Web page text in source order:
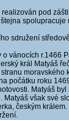
pod
sdružení
o vánocích r.1466
král Matyáš
počátku roku
Matyáš
Matyáš však své
českým